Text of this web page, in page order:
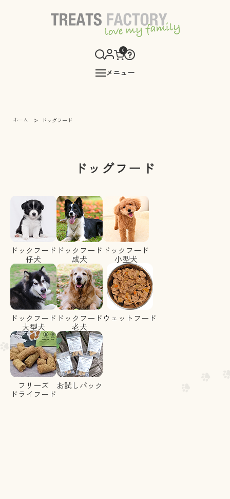
0
メニュー
ホーム > ドッグフード
ドッグフード